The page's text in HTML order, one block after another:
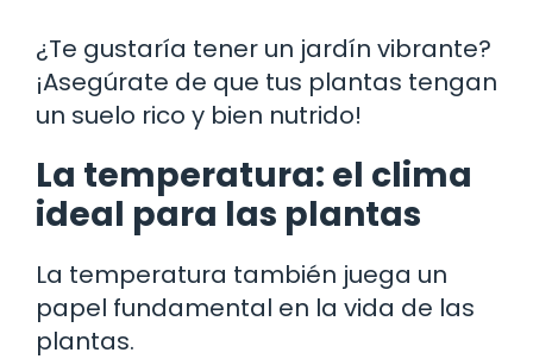
¿Te gustaría tener un jardín vibrante?
¡Asegúrate de que tus plantas tengan
un suelo rico y bien nutrido!
La temperatura: el clima
ideal para las plantas
La temperatura también juega un
papel fundamental en la vida de las
plantas.